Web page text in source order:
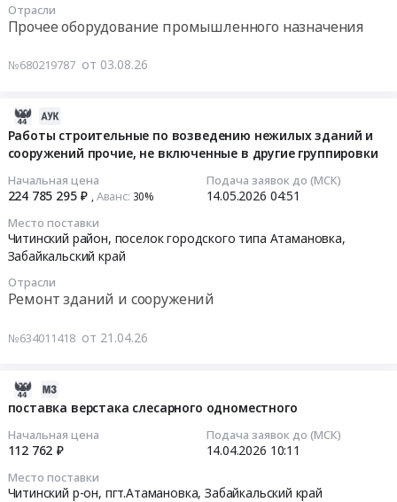
250.
Отрасли
Прочее оборудование промышленного назначения
№680219787 от 03.08.26
250
250
Работы строительные по возведению нежилых зданий и
сооружений прочие, не включенные в другие группировки
Начальная цена
224 785 295 ₽ Аванс: 30%‍
Подача заявок до (МСК)
14.05.2026 04:51
Место поставки
Читинский район, поселок городского типа Атамановка,
Забайкальский край
Отрасли
Ремонт зданий и сооружений
№634011418 от 21.04.26
поставка верстака слесарного одноместного
Начальная цена
112 762 ₽
Подача заявок до (МСК)
14.04.2026 10:11
Место поставки
Читинский р-он, пгт.Атамановка,Забайкальский край